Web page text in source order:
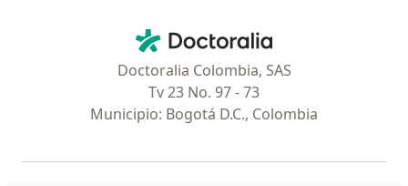
Doctoralia - Página de inicio
Doctoralia Colombia, SAS
Tv 23 No. 97 - 73
Municipio: Bogotá D.C., Colombia